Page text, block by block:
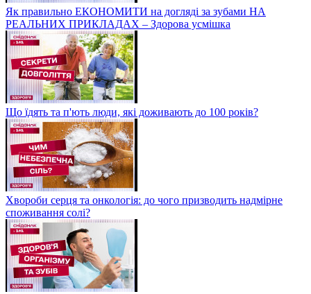
Як правильно ЕКОНОМИТИ на догляді за зубами НА
РЕАЛЬНИХ ПРИКЛАДАХ – Здорова усмішка
Що їдять та п'ють люди, які доживають до 100 років?
Хвороби серця та онкологія: до чого призводить надмірне
споживання солі?